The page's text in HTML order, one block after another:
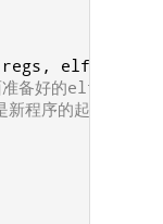
regs , elf_entry
备好的elf_entry
程序的起